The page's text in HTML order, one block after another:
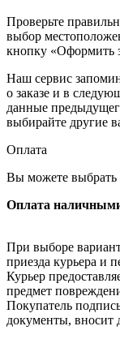
Проверьте
выбор
кнопку «Оформить
Наш сервис
о заказе и в
данные
выбирайте другие
Оплата
Вы можете выбрать
Оплата
При выборе
приезда курьера и
Курьер
предмет
Покупатель
документы, вносит